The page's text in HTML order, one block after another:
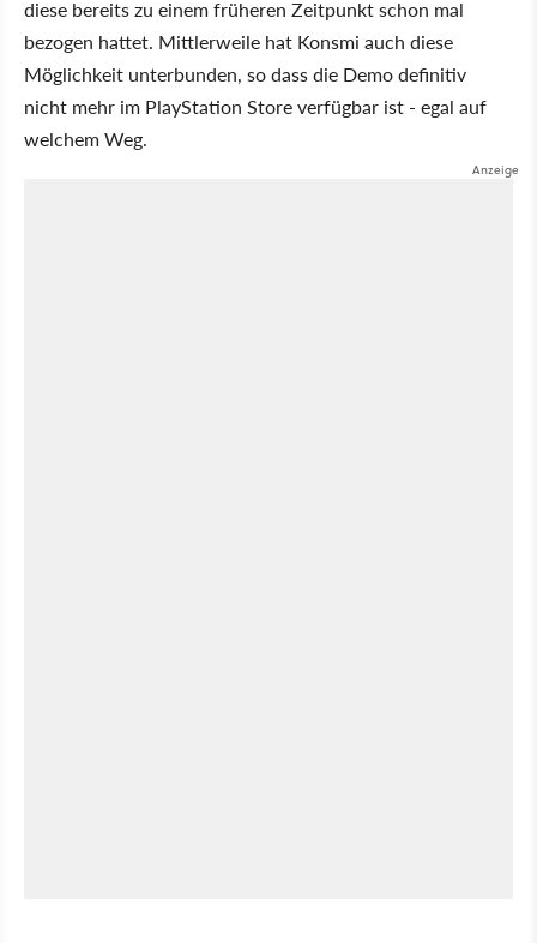
diese bereits zu einem früheren Zeitpunkt schon mal
bezogen hattet. Mittlerweile hat Konsmi auch diese
Möglichkeit unterbunden, so dass die Demo definitiv
nicht mehr im PlayStation Store verfügbar ist - egal auf
welchem Weg.